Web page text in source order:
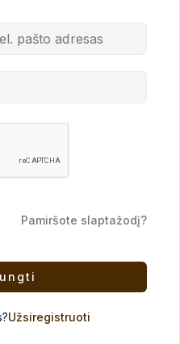
Pamiršote slaptažodį?
Užsiregistruoti